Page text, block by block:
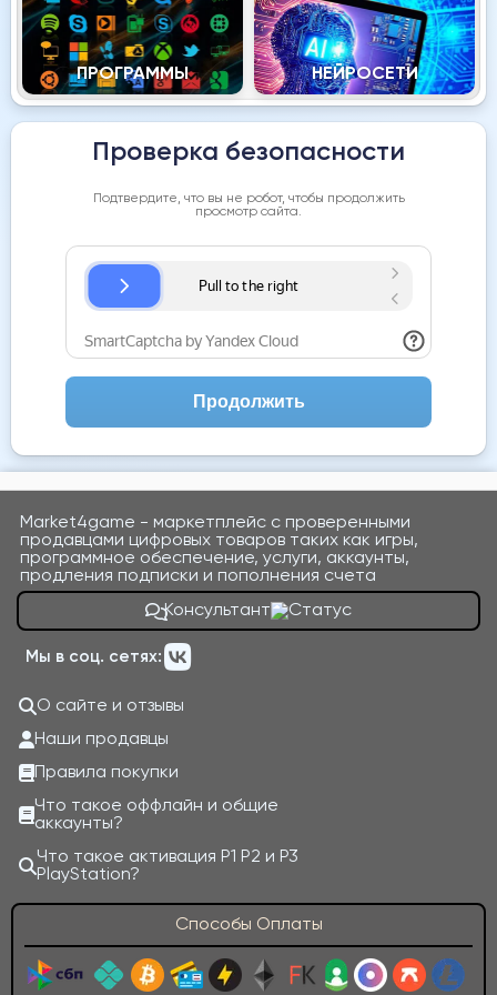
ПРОГРАММЫ НЕЙРОСЕТИ
Проверка безопасности
Подтвердите, что вы не робот, чтобы продолжить
просмотр сайта.
Продолжить
Market4game - маркетплейс с проверенными
продавцами цифровых товаров таких как игры,
программное обеспечение, услуги, аккаунты,
продления подписки и пополнения счета
Консультант
Мы в соц. сетях:
О сайте и отзывы
Наши продавцы
Правила покупки
Что такое оффлайн и общие
аккаунты?
Что такое активация P1 P2 и P3
PlayStation?
Способы Оплаты